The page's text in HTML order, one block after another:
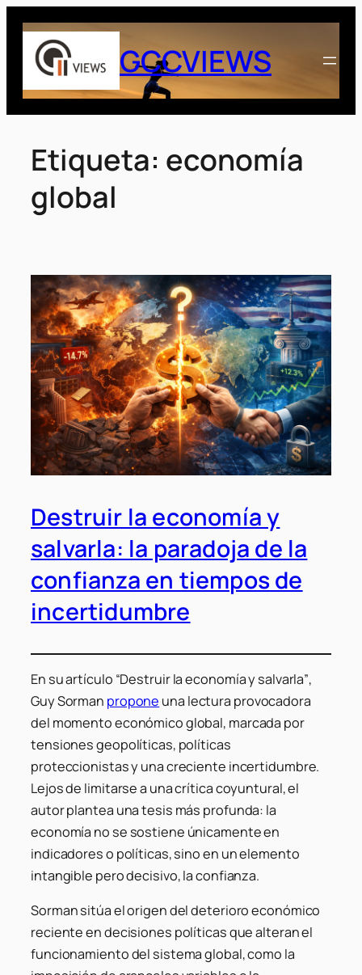
Saltar
contenido
GCCVIEWS
Etiqueta: economía
global
Destruir la economía y
salvarla: la paradoja de la
confianza en tiempos de
incertidumbre
En su artículo “Destruir la economía y salvarla”,
Guy Sorman propone una lectura provocadora
del momento económico global, marcada por
tensiones geopolíticas, políticas
proteccionistas y una creciente incertidumbre.
Lejos de limitarse a una crítica coyuntural, el
autor plantea una tesis más profunda: la
economía no se sostiene únicamente en
indicadores o políticas, sino en un elemento
intangible pero decisivo, la confianza.
Sorman sitúa el origen del deterioro económico
reciente en decisiones políticas que alteran el
funcionamiento del sistema global, como la